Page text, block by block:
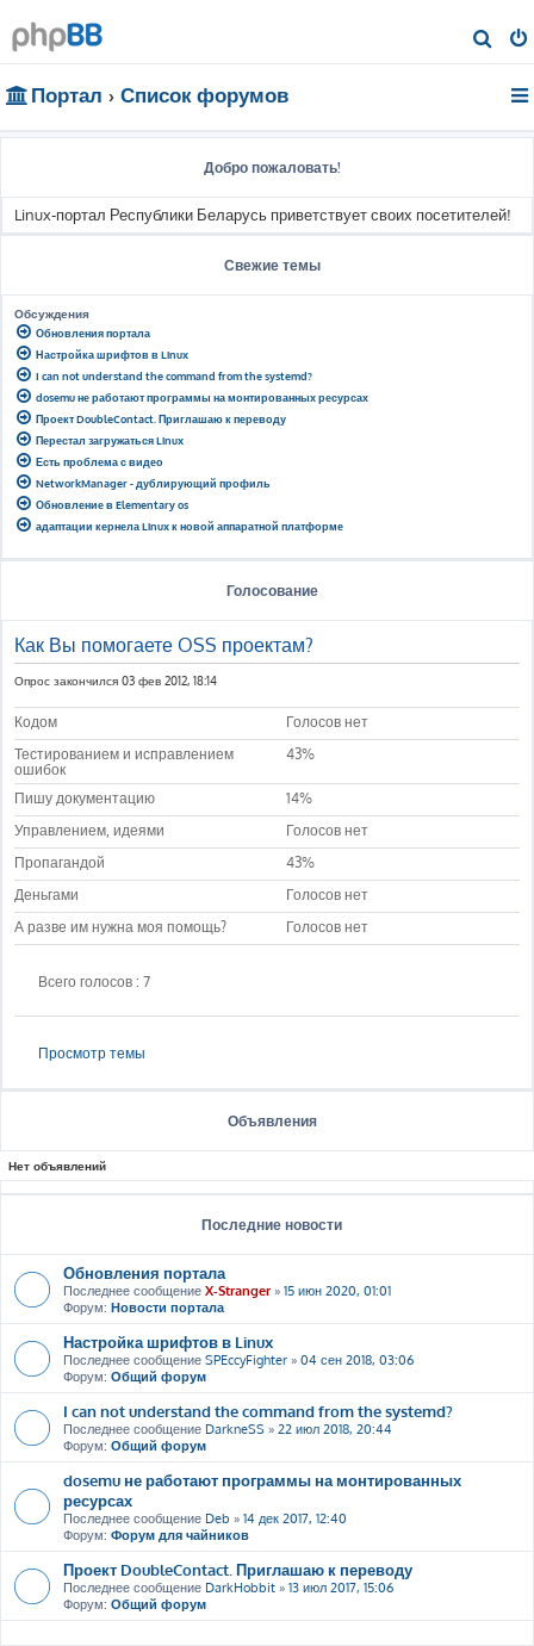
о
Портал Список форумов
Добро пожаловать!
Linux-портал Республики Беларусь приветствует своих посетителей!
Свежие темы
Обсуждения
Обновления портала
Настройка шрифтов в Linux
I can not understand the command from the systemd?
dosemu не работают программы на монтированных ресурсах
Проект DoubleContact. Приглашаю к переводу
Перестал загружаться Linux
Есть проблема с видео
NetworkManager - дублирующий профиль
Обновление в Elementary os
адаптации кернела Linux к новой аппаратной платформе
Голосование
Как Вы помогаете OSS проектам?
Опрос закончился 03 фев 2012, 18:14
Кодом
Голосов нет
Тестированием и исправлением
ошибок
43%
Пишу документацию
14%
Управлением, идеями
Голосов нет
Пропагандой
43%
Деньгами
Голосов нет
А разве им нужна моя помощь?
Голосов нет
Всего голосов : 7
Просмотр темы
Объявления
Нет объявлений
Последние новости
Обновления портала
Последнее сообщение X-Stranger» 15 июн 2020, 01:01
Форум: Новости портала
Настройка шрифтов в Linux
Последнее сообщение SPEccyFighter » 04 сен 2018, 03:06
Форум: Общий форум
I can not understand the command from the systemd?
Последнее сообщение DarkneSS » 22 июл 2018, 20:44
Форум: Общий форум
dosemu не работают программы на монтированных
ресурсах
Последнее сообщение Deb » 14 дек 2017, 12:40
Форум: Форум для чайников
Проект DoubleContact. Приглашаю к переводу
Последнее сообщение DarkHobbit » 13 июл 2017, 15:06
Форум: Общий форум